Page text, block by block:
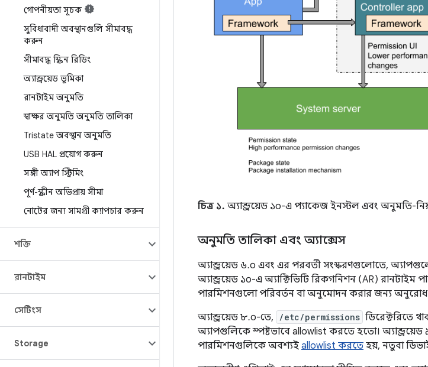
গোপনীয়তা সূচক
সুবিধাবাদী অবস্থানগুলি সীমাবদ্ধ
করুন
সীমাবদ্ধ স্ক্রিন রিডিং
অ্যান্ড্রয়েড ভূমিকা
রানটাইম অনুমতি
স্বাক্ষর অনুমতি অনুমতি তালিকা
Tristate অবস্থান অনুমতি
USB HAL প্রয়োগ করুন
সঙ্গী অ্যাপ স্ট্রিমিং
পূর্ণ-স্ক্রীন অভিপ্রায় সীমা
নোটের জন্য সামগ্রী ক্যাপচার করুন
শক্তি
রানটাইম
সেটিংস
Storage
চিত্র ১. অ্যান্ড্রয়েড ১০-এ প্যাকেজ ইনস্টল এবং অনুমতি-
অনুমতি তালিকা এবং অ্যাক্সেস
অ্যান্ড্রয়েড ৬.০ এবং এর পরবর্তী সংস্করণগুলোতে,
অ্যান্ড্রয়েড ১০-এ অ্যাক্টিভিটি রিকগনিশন (AR)
পারমিশনগুলো পরিবর্তন বা অনুমোদন করার জন্য অনুরোধ
অ্যান্ড্রয়েড ৮.০-তে,
/etc/permissions ডিরেক্টরিতে
অ্যাপগুলিকে স্পষ্টভাবে allowlist করতে হতো।
পারমিশনগুলিকে অবশ্যই allowlist করতে হয়, নতুবা